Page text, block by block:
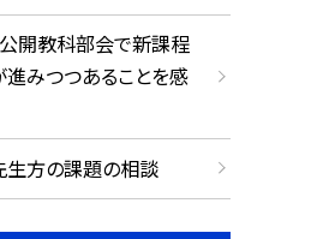
開教科部会で新課程
みつつあることを感
方の課題の相談